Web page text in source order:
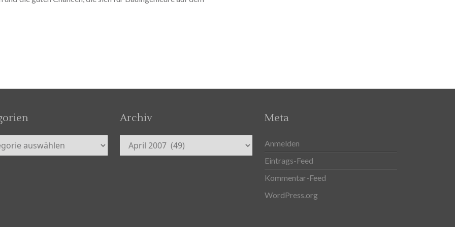
Archiv
Archiv
Meta
Anmelden
Eintrags-Feed
Kommentar-Feed
WordPress.org